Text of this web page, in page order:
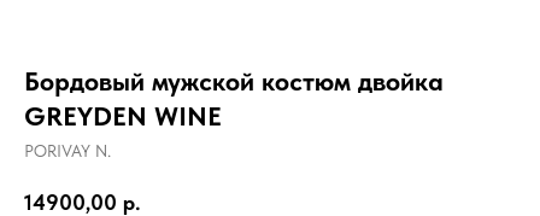
Бордовый мужской костюм двойка
GREYDEN WINE
PORIVAY N.
14900,00 р.